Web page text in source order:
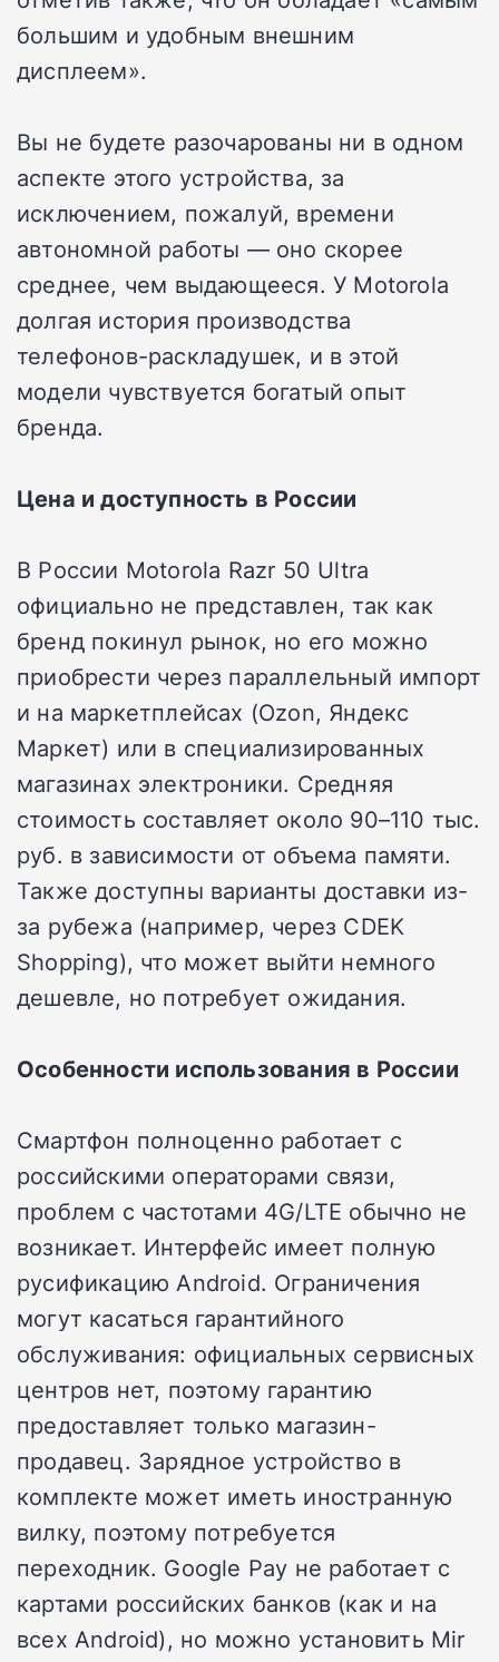
большим и удобным внешним
дисплеем».
Вы не будете разочарованы ни в одном
аспекте этого устройства, за
исключением, пожалуй, времени
автономной работы — оно скорее
среднее, чем выдающееся. У Motorola
долгая история производства
телефонов-раскладушек, и в этой
модели чувствуется богатый опыт
бренда.
Цена и доступность в России
В России Motorola Razr 50 Ultra
официально не представлен, так как
бренд покинул рынок, но его можно
приобрести через параллельный импорт
и на маркетплейсах (Ozon, Яндекс
Маркет) или в специализированных
магазинах электроники. Средняя
стоимость составляет около 90–110 тыс.
руб. в зависимости от объема памяти.
Также доступны варианты доставки из-
за рубежа (например, через CDEK
Shopping), что может выйти немного
дешевле, но потребует ожидания.
Особенности использования в России
Смартфон полноценно работает с
российскими операторами связи,
проблем с частотами 4G/LTE обычно не
возникает. Интерфейс имеет полную
русификацию Android. Ограничения
могут касаться гарантийного
обслуживания: официальных сервисных
центров нет, поэтому гарантию
предоставляет только магазин-
продавец. Зарядное устройство в
комплекте может иметь иностранную
вилку, поэтому потребуется
переходник. Google Pay не работает с
картами российских банков (как и на
всех Android), но можно установить Mir